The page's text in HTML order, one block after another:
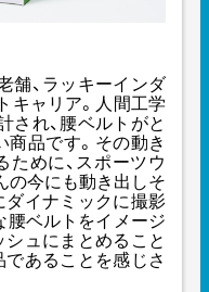
舗、ラッキーインダ
キャリア。人間工学
され、腰ベルトがと
商品です。その動き
ために、スポーツウ
の今にも動き出しそ
ダイナミックに撮影
腰ベルトをイメージ
シュにまとめること
であることを感じさ